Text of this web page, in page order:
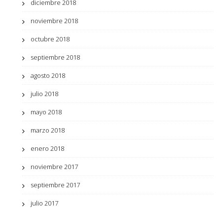
diciembre 2018
noviembre 2018
octubre 2018
septiembre 2018
agosto 2018
julio 2018
mayo 2018
marzo 2018
enero 2018
noviembre 2017
septiembre 2017
julio 2017